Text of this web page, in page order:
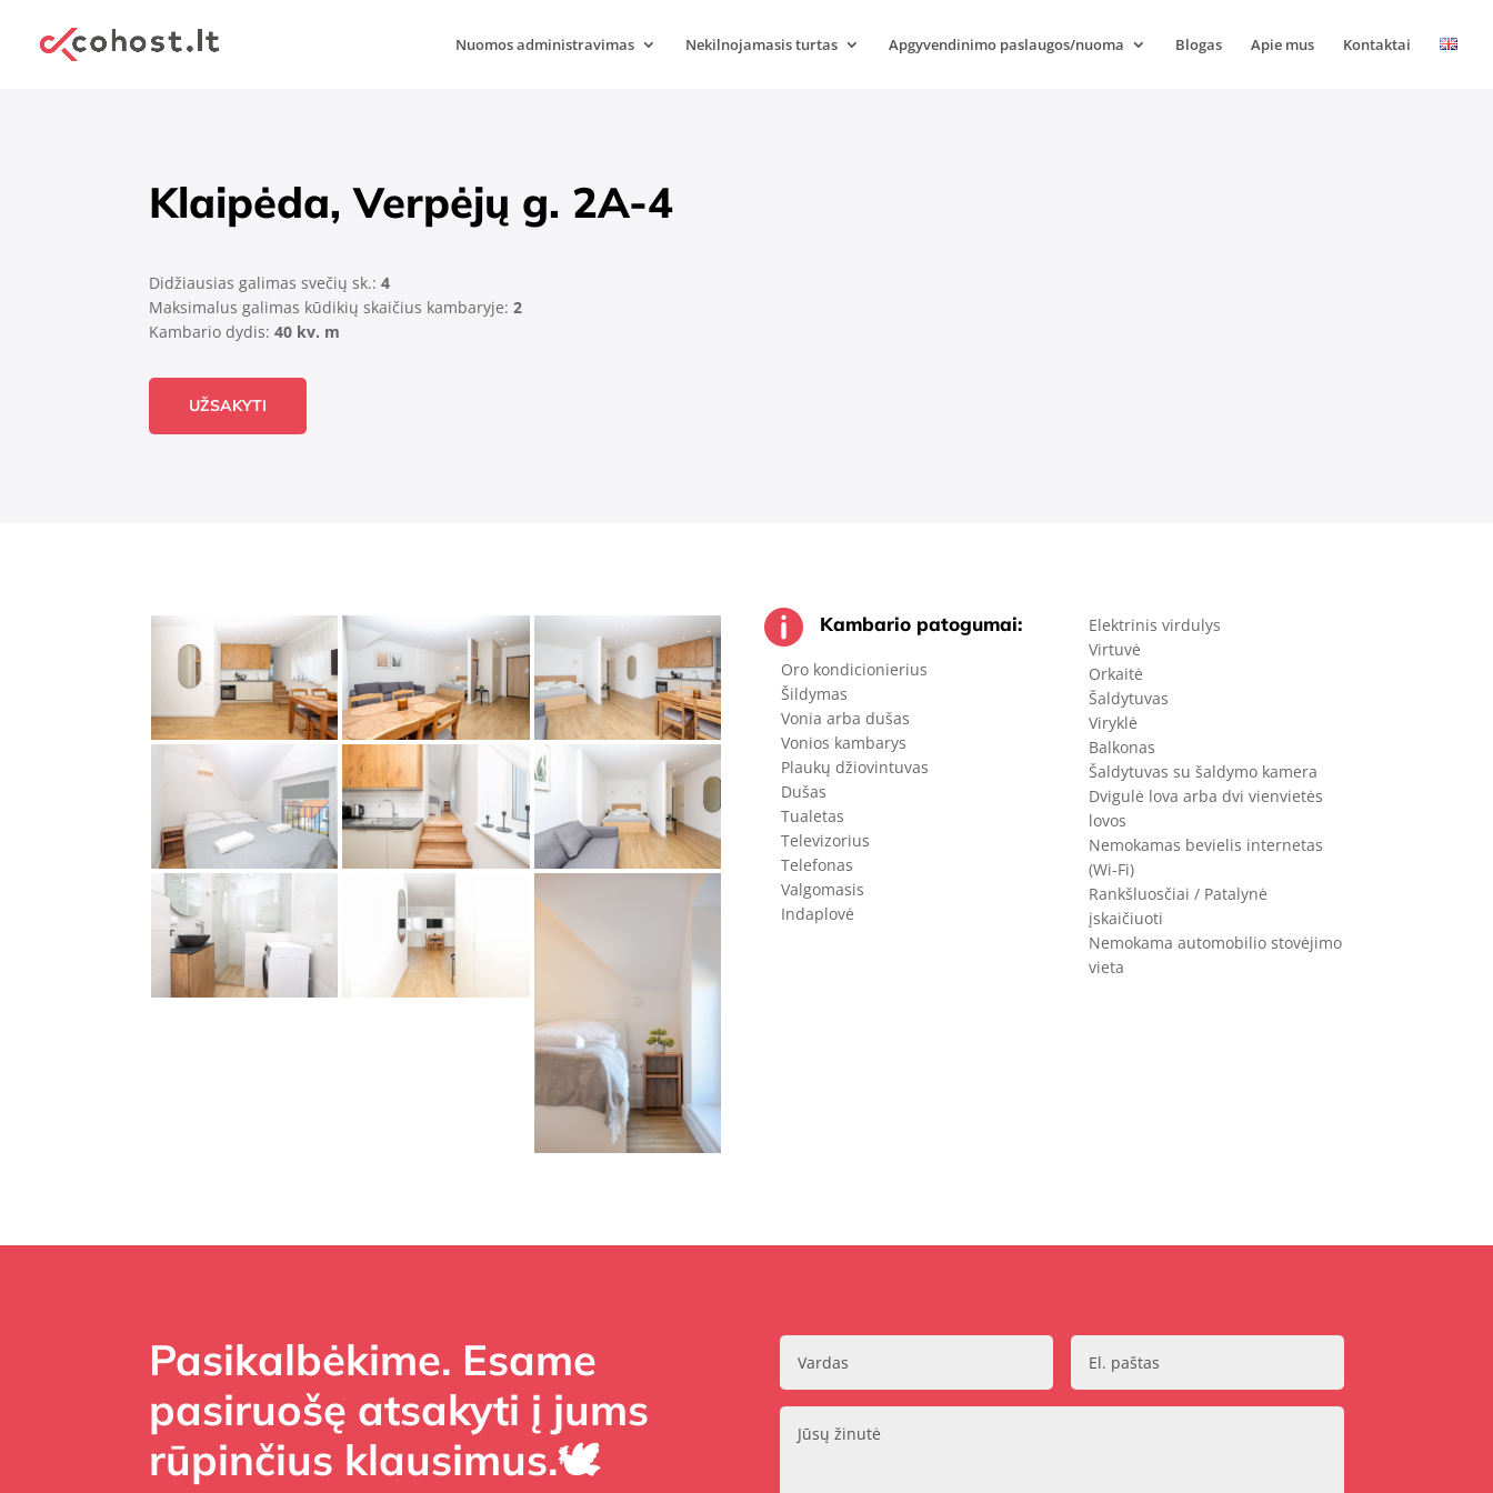
Nuomos administravimas Nekilnojamasis turtas Apgyvendinimo paslaugos/nuoma Blogas Apie mus Kontaktai
Klaipėda, Verpėjų g. 2A-4
Didžiausias galimas svečių sk.:4
Maksimalus galimas kūdikių skaičius kambaryje: 2
Kambario dydis:40 kv. m
UŽSAKYTI
 Kambario patogumai:
Oro kondicionierius
Šildymas
Vonia arba dušas
Vonios kambarys
Plaukų džiovintuvas
Dušas
Tualetas
Televizorius
Telefonas
Valgomasis
Indaplovė
Elektrinis virdulys
Virtuvė
Orkaitė
Šaldytuvas
Viryklė
Balkonas
Šaldytuvas su šaldymo kamera
Dvigulė lova arba dvi vienvietės
lovos
Nemokamas bevielis internetas
(Wi-Fi)
Rankšluosčiai / Patalynė
įskaičiuoti
Nemokama automobilio stovėjimo
vieta
Pasikalbėkime. Esame
pasiruošę atsakyti į jums
rūpinčius klausimus.🕊️